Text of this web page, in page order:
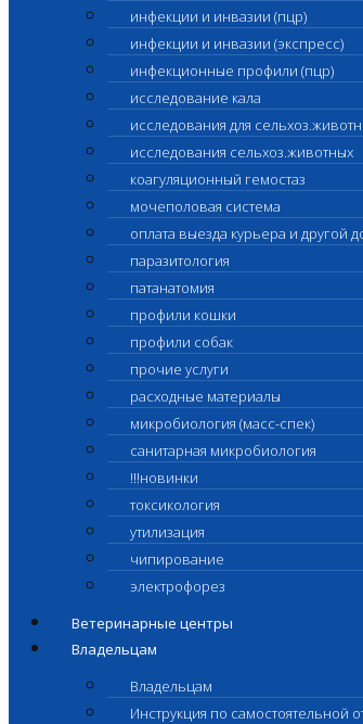
инфекции и инвазии (пцр)
инфекции и инвазии (экспресс)
инфекционные профили (пцр)
исследование кала
исследования для
исследования сельхоз.животных
коагуляционный гемостаз
мочеполовая система
оплата выезда курьера и другой
паразитология
патанатомия
профили кошки
профили собак
прочие услуги
расходные материалы
микробиология (масс-спек)
санитарная микробиология
!!!новинки
токсикология
утилизация
чипирование
электрофорез
Ветеринарные центры
Владельцам
Владельцам
Инструкция по самостоятельной